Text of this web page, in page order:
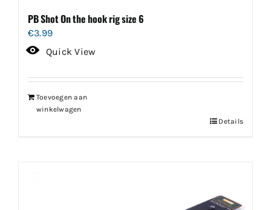
PB Shot On the hook rig size 6
€3.99
Quick View
Toevoegen aan
winkelwagen
Details